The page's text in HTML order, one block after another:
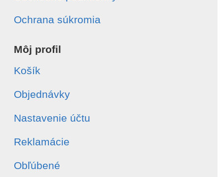
Ochrana súkromia
Môj profil
Košík
Objednávky
Nastavenie účtu
Reklamácie
Obľúbené